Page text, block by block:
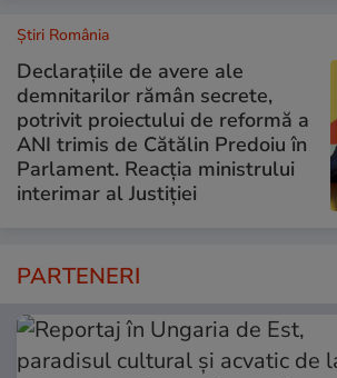
Știri România
Declarațiile de avere ale
demnitarilor rămân secrete,
potrivit proiectului de reformă a
ANI trimis de Cătălin Predoiu în
Parlament. Reacția ministrului
interimar al Justiției
PARTENERI